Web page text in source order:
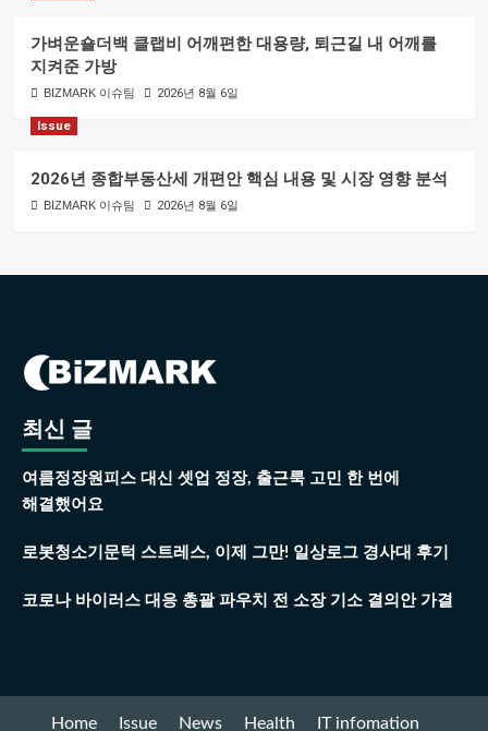
가벼운숄더백 클랩비 어깨편한 대용량, 퇴근길 내 어깨를
지켜준 가방
BIZMARK 이슈팀 2026년 8월 6일
Issue
2026년 종합부동산세 개편안 핵심 내용 및 시장 영향 분석
BIZMARK 이슈팀 2026년 8월 6일
최신 글
여름정장원피스 대신 셋업 정장, 출근룩 고민 한 번에
해결했어요
로봇청소기문턱 스트레스, 이제 그만! 일상로그 경사대 후기
코로나 바이러스 대응 총괄 파우치 전 소장 기소 결의안 가결
Home Issue News Health IT infomation